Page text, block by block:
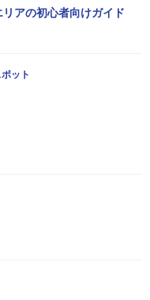
アの初心者向けガイド
ット